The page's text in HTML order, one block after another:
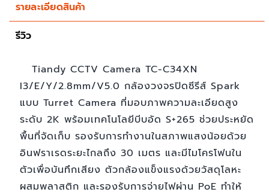
รายละเอียดสินค้า
รีวิว
Tiandy CCTV Camera TC-C34XN
I3/E/Y/2.8mm/V5.0 กล้องวงจรปิดซีรีส์ Spark
แบบ Turret Camera ที่มอบภาพความละเอียดสูง
ระดับ 2K พร้อมเทคโนโลยีบีบอัด S+265 ช่วยประหยัด
พื้นที่จัดเก็บ รองรับการทำงานในสภาพแสงน้อยด้วย
อินฟราเรดระยะไกลถึง 30 เมตร และมีไมโครโฟนใน
ตัวเพื่อบันทึกเสียง ตัวกล้องแข็งแรงด้วยวัสดุโลหะ
ผสมพลาสติก และรองรับการจ่ายไฟผ่าน PoE ทำให้